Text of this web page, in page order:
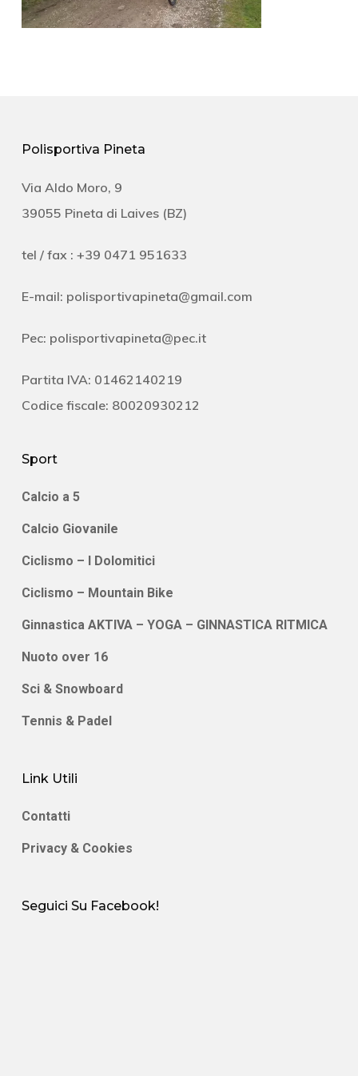
Polisportiva Pineta
Via Aldo Moro, 9
39055 Pineta di Laives (BZ)
tel / fax : +39 0471 951633
E-mail: polisportivapineta@gmail.com
Pec: polisportivapineta@pec.it
Partita IVA: 01462140219
Codice fiscale: 80020930212
Sport
Calcio a 5
Calcio Giovanile
Ciclismo – I Dolomitici
Ciclismo – Mountain Bike
Ginnastica AKTIVA – YOGA – GINNASTICA RITMICA
Nuoto over 16
Sci & Snowboard
Tennis & Padel
Link Utili
Contatti
Privacy & Cookies
Seguici Su Facebook!